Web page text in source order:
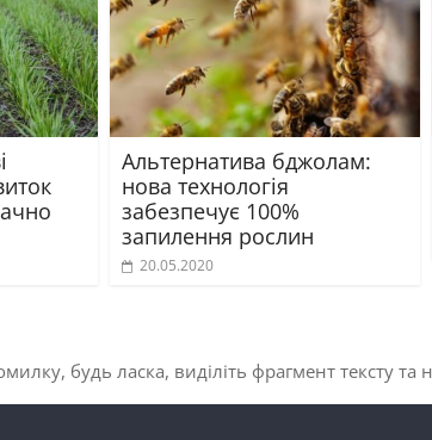
Альтернатива бджолам:
нова технологія
забезпечує 100%
запилення рослин
20.05.2020
будь ласка, виділіть фрагмент тексту та